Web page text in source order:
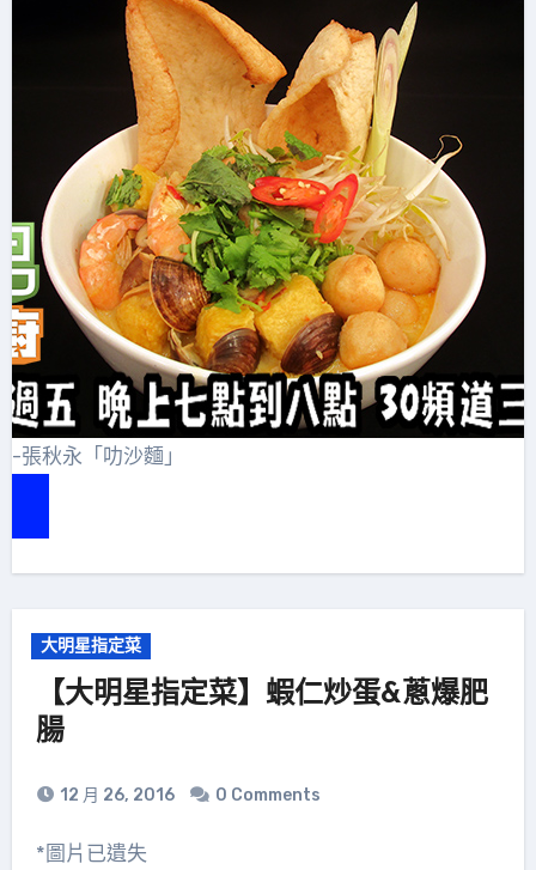
張秋永「叻沙麵」
大明星指定菜
【大明星指定菜】蝦仁炒蛋&蔥爆肥
腸
12 月 26, 2016 0 Comments
*圖片已遺失